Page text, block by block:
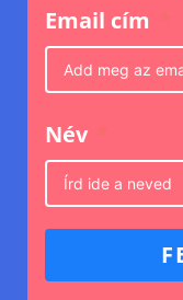
Email cím
Név